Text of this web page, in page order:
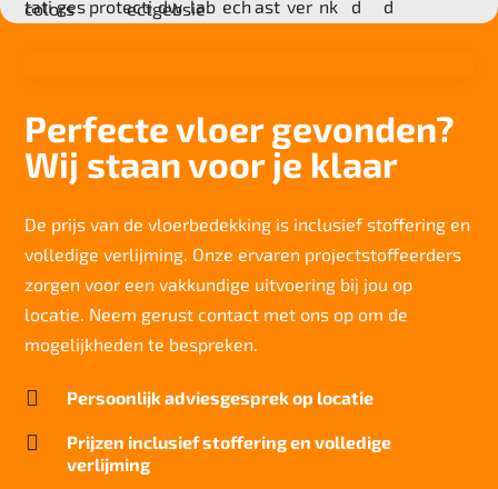
Deling
Totaal gwicht
1.825 gr/m2
7/8
Slijtvastheid NF EN 1307
klasse 33 LC 2+ Rolstoel A
Thermische weerstand
0,17 m²C° / W
22 dB
Brandwerend
Cfl-S1
Perfecte vloer gevonden?
Wij staan voor je klaar
De prijs van de vloerbedekking is inclusief stoffering en
volledige verlijming. Onze ervaren projectstoffeerders
zorgen voor een vakkundige uitvoering bij jou op
locatie. Neem gerust contact met ons op om de
mogelijkheden te bespreken.
 Persoonlijk adviesgesprek op locatie

Prijzen inclusief stoffering en volledige
verlijming